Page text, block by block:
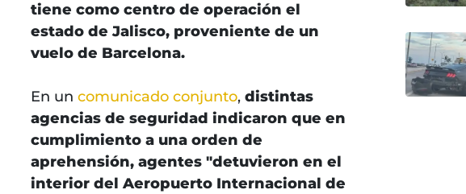
tiene como centro de operación el
estado de Jalisco, proveniente de un
vuelo de Barcelona.
En un comunicado conjunto, distintas
agencias de seguridad indicaron que en
cumplimiento a una orden de
aprehensión, agentes "detuvieron en el
interior del Aeropuerto Internacional de